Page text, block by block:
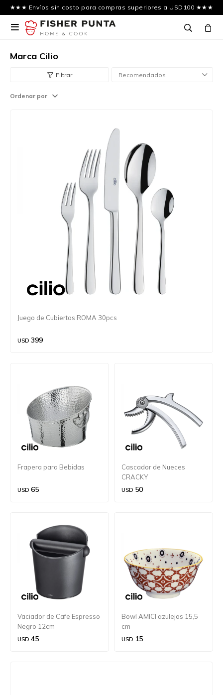
★★★ Envíos sin costo para compras superiores a USD100 ★★★

Marca Cilio
Recomendados
Ordenar por
Juego de Cubiertos ROMA 30pcs
USD 399
Frapera para Bebidas
USD 65
Cascador de Nueces
CRACKY
USD 50
Vaciador de Cafe Espresso
Negro 12cm
USD 45
Bowl AMICI azulejos 15,5
cm
USD 15